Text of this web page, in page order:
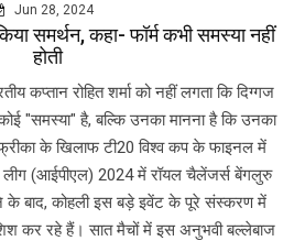
Jun 28, 2024
समर्थन, कहा- फॉर्म कभी समस्या नहीं
होती
कप्तान रोहित शर्मा को नहीं लगता कि दिग्गज
कोई "समस्या" है, बल्कि उनका मानना है कि उनका
के खिलाफ टी20 विश्व कप के फाइनल में
(आईपीएल) 2024 में रॉयल चैलेंजर्स बेंगलुरु
के बाद, कोहली इस बड़े इवेंट के पूरे संस्करण में
कर रहे हैं। सात मैचों में इस अनुभवी बल्लेबाज